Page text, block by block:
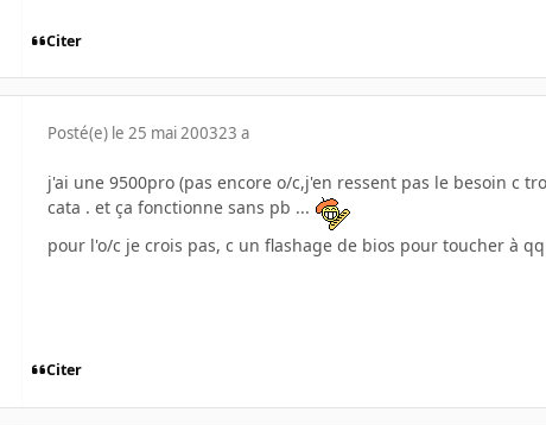
Citer
Posté(e) le 25 mai 200323 a
j'ai une 9500pro (pas encore o/c,j'en ressent pas le besoin c
cata . et ça fonctionne sans pb ...
pour l'o/c je crois pas, c un flashage de bios pour toucher à
Citer